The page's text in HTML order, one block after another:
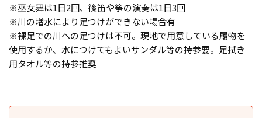
※巫女舞は1日2回、篠笛や筝の演奏は1日3回
※川の増水により足つけができない場合有
※裸足での川への足つけは不可。現地で用意している履物を
使用するか、水につけてもよいサンダル等の持参要。足拭き
用タオル等の持参推奨